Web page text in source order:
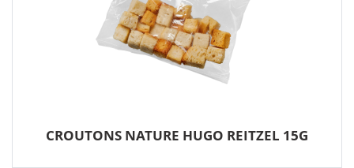
CROUTONS NATURE HUGO REITZEL 15G